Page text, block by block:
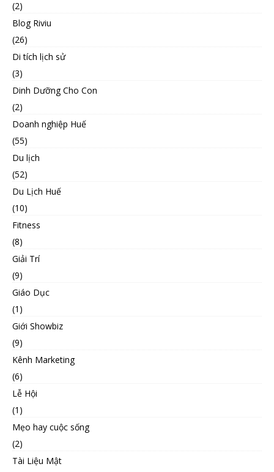
(2)
Blog Riviu
(26)
Di tích lịch sử
(3)
Dinh Dưỡng Cho Con
(2)
Doanh nghiệp Huế
(55)
Du lịch
(52)
Du Lịch Huế
(10)
Fitness
(8)
Giải Trí
(9)
Giáo Dục
(1)
Giới Showbiz
(9)
Kênh Marketing
(6)
Lễ Hội
(1)
Mẹo hay cuộc sống
(2)
Tài Liệu Mật